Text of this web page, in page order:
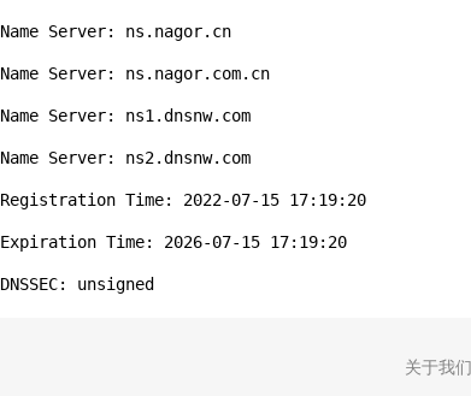
Name Server: ns.nagor.cn
Name Server: ns.nagor.com.cn
Name Server: ns1.dnsnw.com
Name Server: ns2.dnsnw.com
Registration Time: 2022-07-15 17:19:20
Expiration Time: 2026-07-15 17:19:20
关于我们